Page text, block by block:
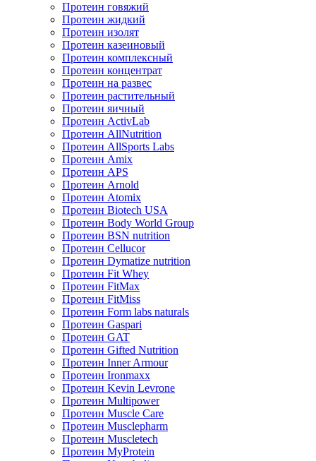
Протеин говяжий
Протеин жидкий
Протеин изолят
Протеин казеиновый
Протеин комплексный
Протеин концентрат
Протеин на развес
Протеин растительный
Протеин яичный
Протеин ActivLab
Протеин AllNutrition
Протеин AllSports Labs
Протеин Amix
Протеин APS
Протеин Arnold
Протеин Atomix
Протеин Biotech USA
Протеин Body World Group
Протеин BSN nutrition
Протеин Cellucor
Протеин Dymatize nutrition
Протеин Fit Whey
Протеин FitMax
Протеин FitMiss
Протеин Form labs naturals
Протеин Gaspari
Протеин GAT
Протеин Gifted Nutrition
Протеин Inner Armour
Протеин Ironmaxx
Протеин Kevin Levrone
Протеин Multipower
Протеин Muscle Care
Протеин Musclepharm
Протеин Muscletech
Протеин MyProtein